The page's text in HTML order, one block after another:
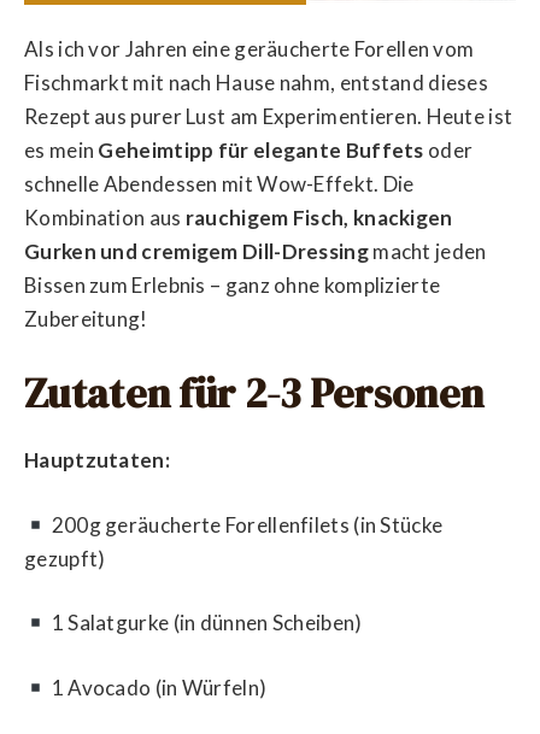
Als ich vor Jahren eine geräucherte Forellen vom
Fischmarkt mit nach Hause nahm, entstand dieses
Rezept aus purer Lust am Experimentieren. Heute ist
es mein Geheimtipp für elegante Buffets oder
schnelle Abendessen mit Wow-Effekt. Die
Kombination aus rauchigem Fisch, knackigen
Gurken und cremigem Dill-Dressingmacht jeden
Bissen zum Erlebnis – ganz ohne komplizierte
Zubereitung!
Zutaten für 2-3 Personen
Hauptzutaten:
200g geräucherte Forellenfilets (in Stücke
gezupft)
1 Salatgurke (in dünnen Scheiben)
1 Avocado (in Würfeln)